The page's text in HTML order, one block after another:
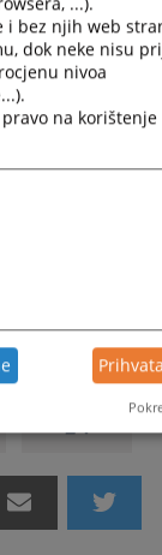
jezik
i bez njih web
dok neke nisu
nivoa
na